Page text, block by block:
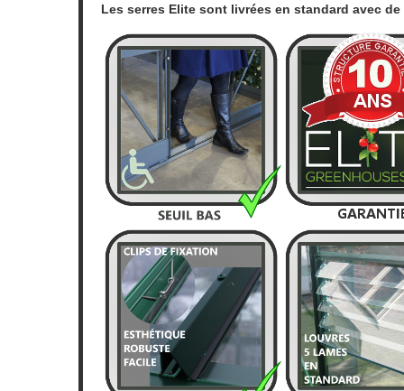
Les serres Elite sont livrées en standard avec